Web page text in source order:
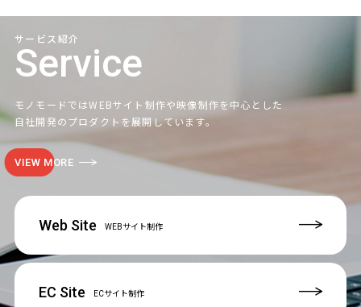
サービス紹介
Service
モノモードではWEBサイト制作や映像制作を中心とした
自社開発のプロダクトを展開しています。
VIEW MORE
Web Site WEBサイト制作
EC Site ECサイト制作